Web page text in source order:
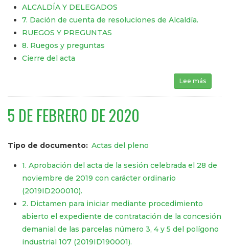
ALCALDÍA Y DELEGADOS
7. Dación de cuenta de resoluciones de Alcaldía.
RUEGOS Y PREGUNTAS
8. Ruegos y preguntas
Cierre del acta
Lee más
5 DE FEBRERO DE 2020
Tipo de documento Actas del pleno
1. Aprobación del acta de la sesión celebrada el 28 de
noviembre de 2019 con carácter ordinario
(2019ID200010).
2. Dictamen para iniciar mediante procedimiento
abierto el expediente de contratación de la concesión
demanial de las parcelas número 3, 4 y 5 del polígono
industrial 107 (2019ID190001).